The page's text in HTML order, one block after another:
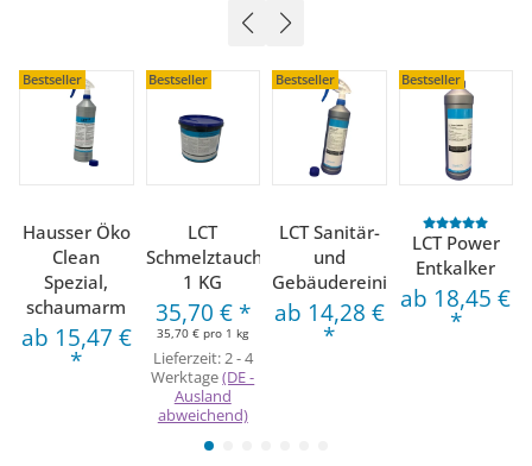
Bestseller
Hausser Öko
Clean
Spezial,
schaumarm
ab 15,47 €
*
Bestseller
LCT
Schmelztauchmasse,
1 KG
35,70 € *
35,70 € pro 1 kg
Lieferzeit:2 - 4
Werktage(DE -
Ausland
abweichend)
Bestseller
LCT Sanitär-
und
Gebäudereiniger
ab 14,28 €
*
Bestseller
LCT Power
Entkalker
ab 18,45 €
*